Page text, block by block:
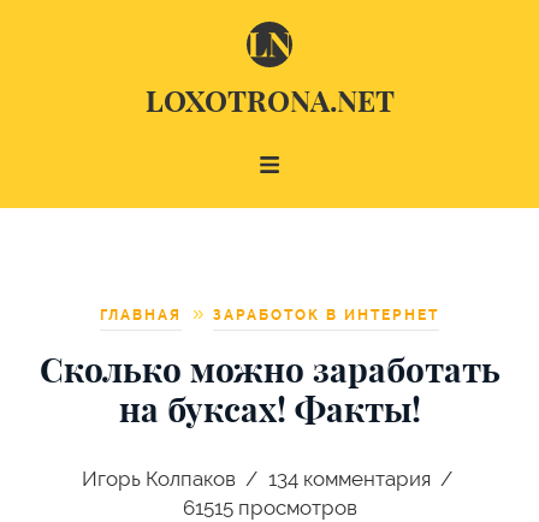
LOXOTRONA.NET
ГЛАВНАЯ ЗАРАБОТОК В ИНТЕРНЕТ
Сколько можно заработать
на буксах! Факты!
Игорь Колпаков 134комментария
61515 просмотров